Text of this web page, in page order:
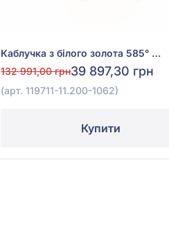
Каблучка з білого золота 585° з діамантом 0,23ct та топазом Swiss Blue 7,9ct, арт. 119711-11.200-1062
132 991,00 грн39 897,30 грн
(арт. 119711-11.200-1062)
Купити